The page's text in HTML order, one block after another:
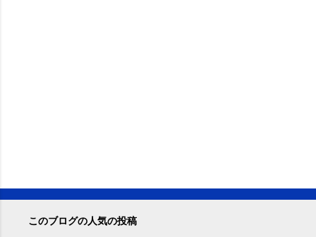
このブログの人気の投稿